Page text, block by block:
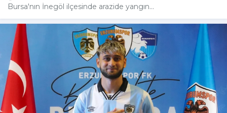
Bursa'nın İnegöl ilçesinde arazide yangın...